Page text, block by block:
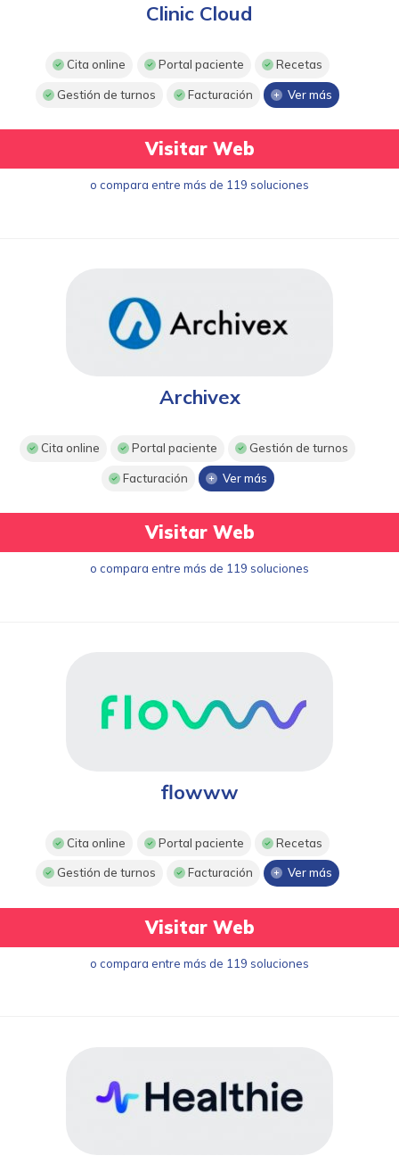
Clinic Cloud
Cita online Portal paciente Recetas
Gestión de turnos Facturación Ver más
Visitar Web
o compara entre más de 119 soluciones
Archivex
Cita online Portal paciente Gestión de turnos
Facturación Ver más
Visitar Web
o compara entre más de 119 soluciones
flowww
Cita online Portal paciente Recetas
Gestión de turnos Facturación Ver más
Visitar Web
o compara entre más de 119 soluciones